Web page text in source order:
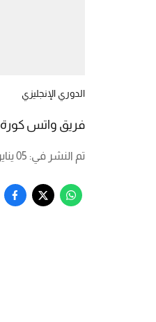
الدوري الإنجليزي
فريق واتس كورة
تم النشر في: 05 يناير 2025, 7:35 مساءً